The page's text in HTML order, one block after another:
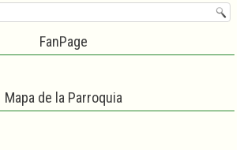
FanPage
Mapa de la Parroquia